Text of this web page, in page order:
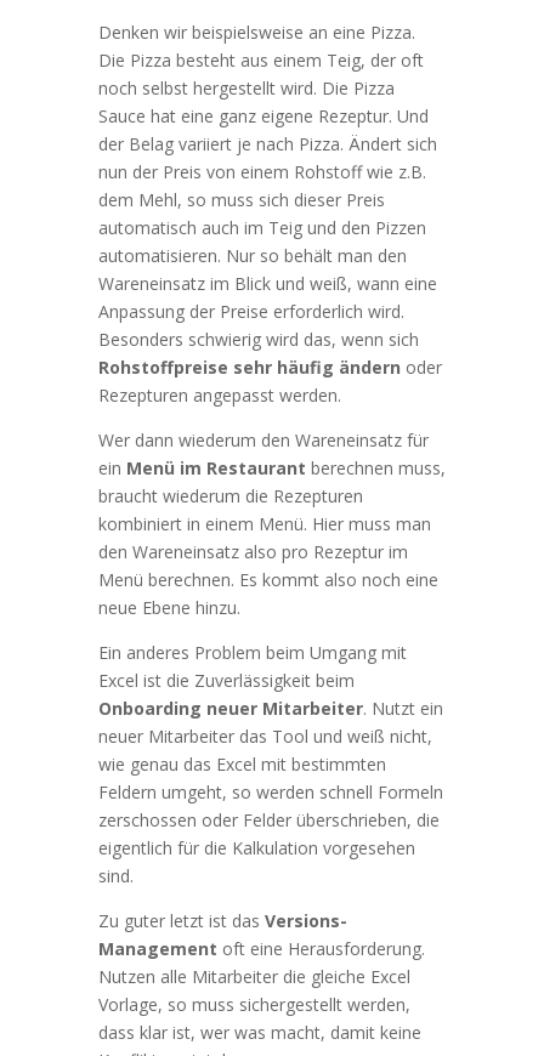
Denken wir beispielsweise an eine Pizza.
Die Pizza besteht aus einem Teig, der oft
noch selbst hergestellt wird. Die Pizza
Sauce hat eine ganz eigene Rezeptur. Und
der Belag variiert je nach Pizza. Ändert sich
nun der Preis von einem Rohstoff wie z.B.
dem Mehl, so muss sich dieser Preis
automatisch auch im Teig und den Pizzen
automatisieren. Nur so behält man den
Wareneinsatz im Blick und weiß, wann eine
Anpassung der Preise erforderlich wird.
Besonders schwierig wird das, wenn sich
Rohstoffpreise sehr häufig ändern oder
Rezepturen angepasst werden.
Wer dann wiederum den Wareneinsatz für
ein Menü im Restaurant berechnen muss,
braucht wiederum die Rezepturen
kombiniert in einem Menü. Hier muss man
den Wareneinsatz also pro Rezeptur im
Menü berechnen. Es kommt also noch eine
neue Ebene hinzu.
Ein anderes Problem beim Umgang mit
Excel ist die Zuverlässigkeit beim
Onboarding neuer Mitarbeiter. Nutzt ein
neuer Mitarbeiter das Tool und weiß nicht,
wie genau das Excel mit bestimmten
Feldern umgeht, so werden schnell Formeln
zerschossen oder Felder überschrieben, die
eigentlich für die Kalkulation vorgesehen
sind.
Zu guter letzt ist das Versions-
Management oft eine Herausforderung.
Nutzen alle Mitarbeiter die gleiche Excel
Vorlage, so muss sichergestellt werden,
dass klar ist, wer was macht, damit keine